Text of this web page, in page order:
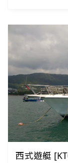
西式遊艇